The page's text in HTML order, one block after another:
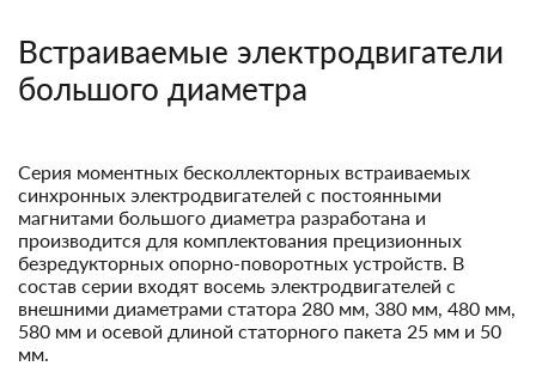
Встраиваемые электродвигатели
большого диаметра
Серия моментных бесколлекторных встраиваемых
синхронных электродвигателей с постоянными
магнитами большого диаметра разработана и
производится для комплектования прецизионных
безредукторных опорно-поворотных устройств. В
состав серии входят восемь электродвигателей с
внешними диаметрами статора 280 мм, 380 мм, 480 мм,
580 мм и осевой длиной статорного пакета 25 мм и 50
мм.